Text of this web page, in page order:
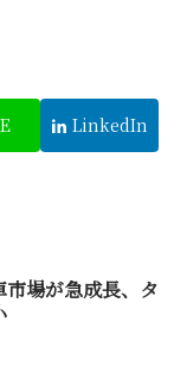
LinkedIn
市場が急成長、タ